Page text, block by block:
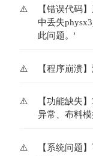
【错误代码
中丢失
此问题。'
【程序崩溃
【功能缺失
异常、布料
【系统问题